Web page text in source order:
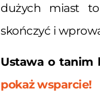
dużych miast
skończyć i
Ustawa o tanim
pokaż wsparcie!